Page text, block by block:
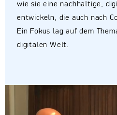
wie sie eine nachhaltige,
entwickeln, die auch nach
Ein Fokus lag auf dem
digitalen Welt.